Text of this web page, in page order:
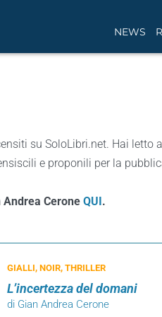
NEWS
su SoloLibri.net. Hai letto
e proponili per la
Cerone QUI.
GIALLI, NOIR, THRILLER
L’incertezza del domani
di Gian Andrea Cerone